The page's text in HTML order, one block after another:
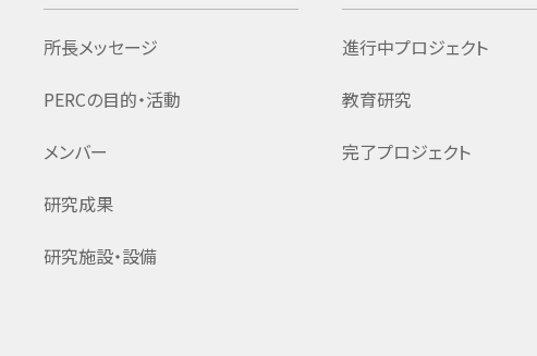
所長メッセージ
PERCの目的・活動
メンバー
研究成果
研究施設・設備
進行中プロジェクト
教育研究
完了プロジェクト